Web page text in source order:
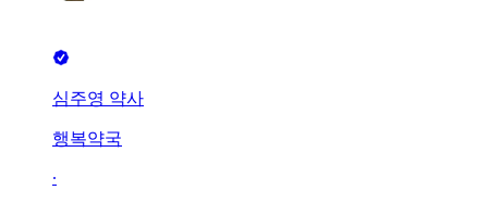
심주영 약사
행복약국
∙